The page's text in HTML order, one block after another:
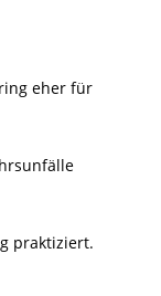
eher für
praktiziert.